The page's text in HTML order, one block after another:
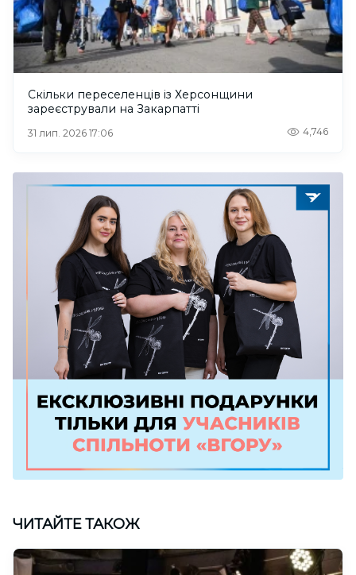
Скільки переселенців із Херсонщини
зареєстрували на Закарпатті
31 лип. 2026 17:06 4,746
ЧИТАЙТЕ ТАКОЖ